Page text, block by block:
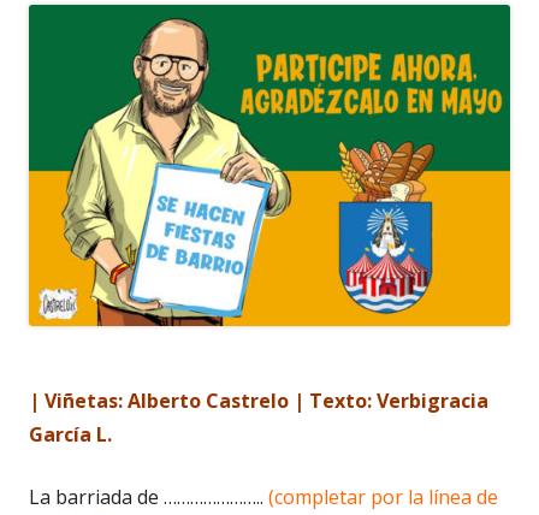
| Viñetas: Alberto Castrelo | Texto: Verbigracia
García L.
La barriada de ………………….. (completar por la línea de